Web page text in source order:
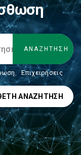
, Επιχειρήσεις
ΑΝΑΖΉΤΗΣΗ